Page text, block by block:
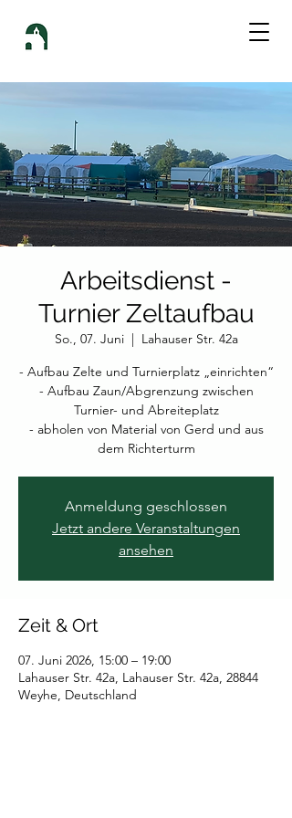
Arbeitsdienst -
Turnier Zeltaufbau
So., 07. Juni
  |
Lahauser Str. 42a
- Aufbau Zelte und Turnierplatz „einrichten“
- ⁠Aufbau Zaun/Abgrenzung zwischen
Turnier- und Abreiteplatz
- ⁠abholen von Material von Gerd und aus
dem Richterturm
Anmeldung geschlossen
Jetzt andere Veranstaltungen
ansehen
Zeit & Ort
07. Juni 2026, 15:00 – 19:00
Lahauser Str. 42a, Lahauser Str. 42a, 28844
Weyhe, Deutschland